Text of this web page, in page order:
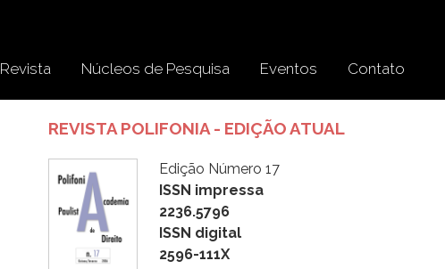
Revista Núcleos de Pesquisa Eventos Contato
REVISTA POLIFONIA - EDIÇÃO ATUAL
Edição Número 17
ISSN impressa
2236.5796
ISSN digital
2596-111X